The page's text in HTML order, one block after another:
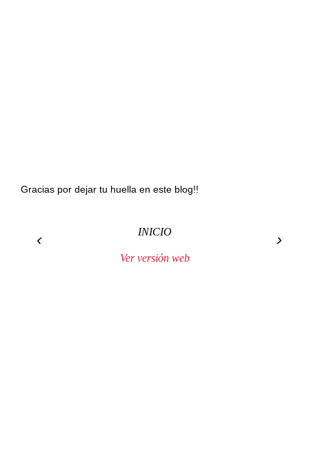
Gracias por dejar tu huella en este blog!!
‹ ›
INICIO
Ver versión web